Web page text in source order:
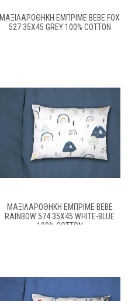
ΜΑΞΙΛΑΡΟΘΉΚΗ ΕΜΠΡΙΜΈ BEBE FOX
527 35X45 GREY 100% COTTON
ΜΑΞΙΛΑΡΟΘΉΚΗ ΕΜΠΡΙΜΈ BEBE
RAINBOW 574 35X45 WHITE-BLUE
100% COTTON